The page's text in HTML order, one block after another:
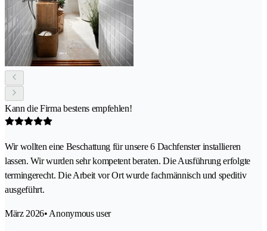
Kann die Firma bestens empfehlen!
Wir wollten eine Beschattung für unsere 6 Dachfenster installieren
lassen. Wir wurden sehr kompetent beraten. Die Ausführung erfolgte
termingerecht. Die Arbeit vor Ort wurde fachmännisch und speditiv
ausgeführt.
März 2026• Anonymous user